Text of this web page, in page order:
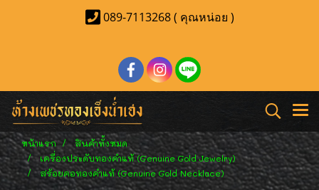
089-7113268 ( คุณหน่อย )
หน้าแรก
สินค้าทั้งหมด
เครื่องประดับทองคำแท้ (Genuine Gold Jewelry)
สร้อยคอทองคำแท้ (Genuine Gold Necklace)